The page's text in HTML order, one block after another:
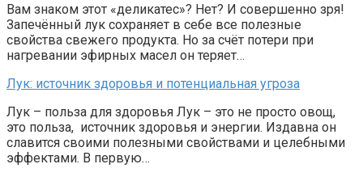
Вам знаком этот «деликатес»? Нет? И совершенно зря!
Запечённый лук сохраняет в себе все полезные
свойства свежего продукта. Но за счёт потери при
нагревании эфирных масел он теряет…
Лук: источник здоровья и потенциальная угроза
Лук – польза для здоровья Лук – это не просто овощ,
это польза, источник здоровья и энергии. Издавна он
славится своими полезными свойствами и целебными
эффектами. В первую…